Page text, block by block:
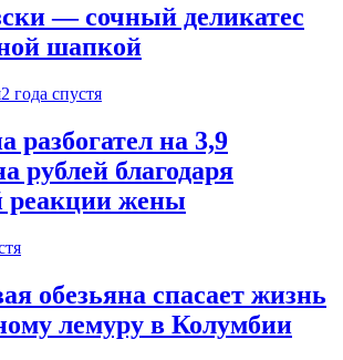
— сочный деликатес
шапкой
2 года спустя
на 3,9
рублей благодаря
реакции жены
обезьяна спасает жизнь
лемуру в Колумбии